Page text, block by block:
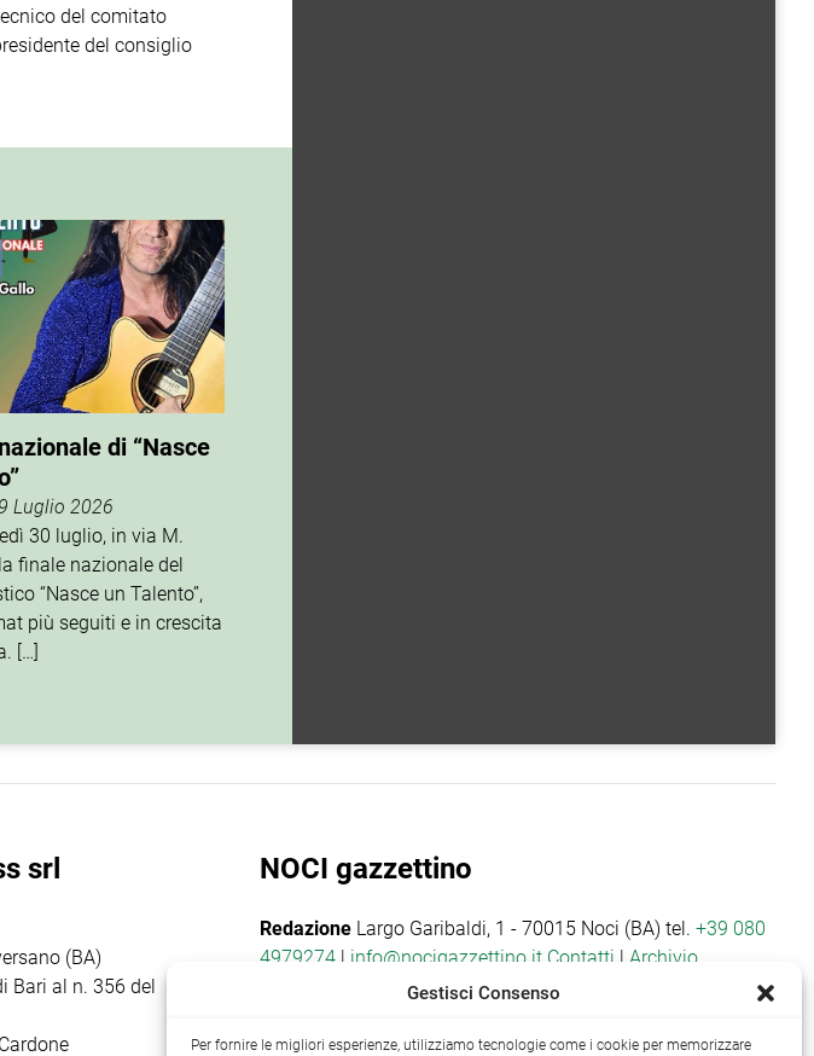
del comitato
del consiglio
di “Nasce
Luglio 2026
30 luglio, in via M.
finale nazionale del
“Nasce un Talento”,
più seguiti e in crescita
[…]
srl
(BA)
Bari al n. 356 del
NOCI gazzettino
Redazione Largo Garibaldi, 1 - 70015 Noci (BA) tel.+39 080
4979274 | info@nocigazzettino.it Contatti | Archivio
Gestisci Consenso
Per fornire le migliori esperienze, utilizziamo tecnologie come i cookie per memorizzare